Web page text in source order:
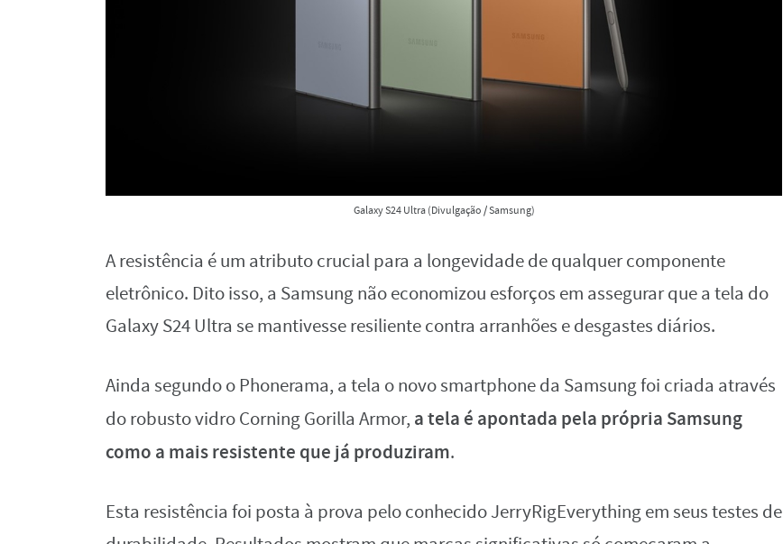
Galaxy S24 Ultra (Divulgação / Samsung)
A resistência é um atributo crucial para a longevidade de qualquer componente
eletrônico. Dito isso, a Samsung não economizou esforços em assegurar que a tela do
Galaxy S24 Ultra se mantivesse resiliente contra arranhões e desgastes diários.
Ainda segundo o Phonerama, a tela o novo smartphone da Samsung foi criada através
do robusto vidro Corning Gorilla Armor, a tela é apontada pela própria Samsung
como a mais resistente que já produziram.
Esta resistência foi posta à prova pelo conhecido JerryRigEverything em seus testes de